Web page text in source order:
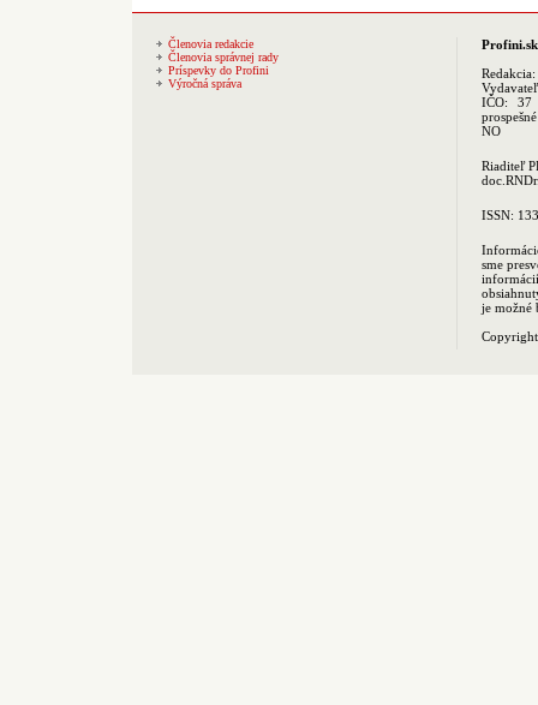
Členovia redakcie
Členovia správnej rady
Príspevky do Profini
Výročná správa
Profini.sk
Redakcia:
IČO: 37
NO
Riaditeľ
ISSN:
sme
je možné